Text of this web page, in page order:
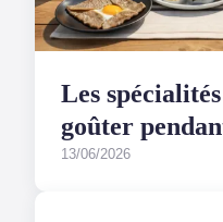
Les
goûter
13/06/2026